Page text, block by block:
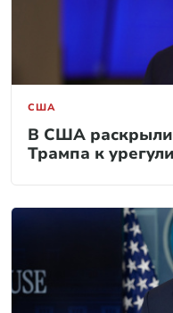
США
В США раскрыли
Трампа к